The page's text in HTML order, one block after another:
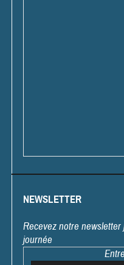
NEWSLETTER
Recevez notre
journée